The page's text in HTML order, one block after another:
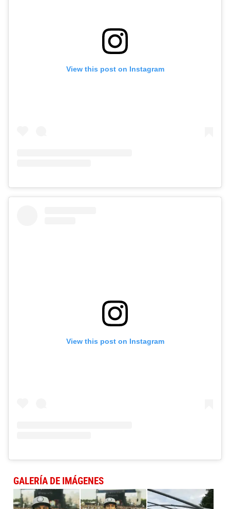
View this post on Instagram
View this post on Instagram
GALERÍA DE IMÁGENES